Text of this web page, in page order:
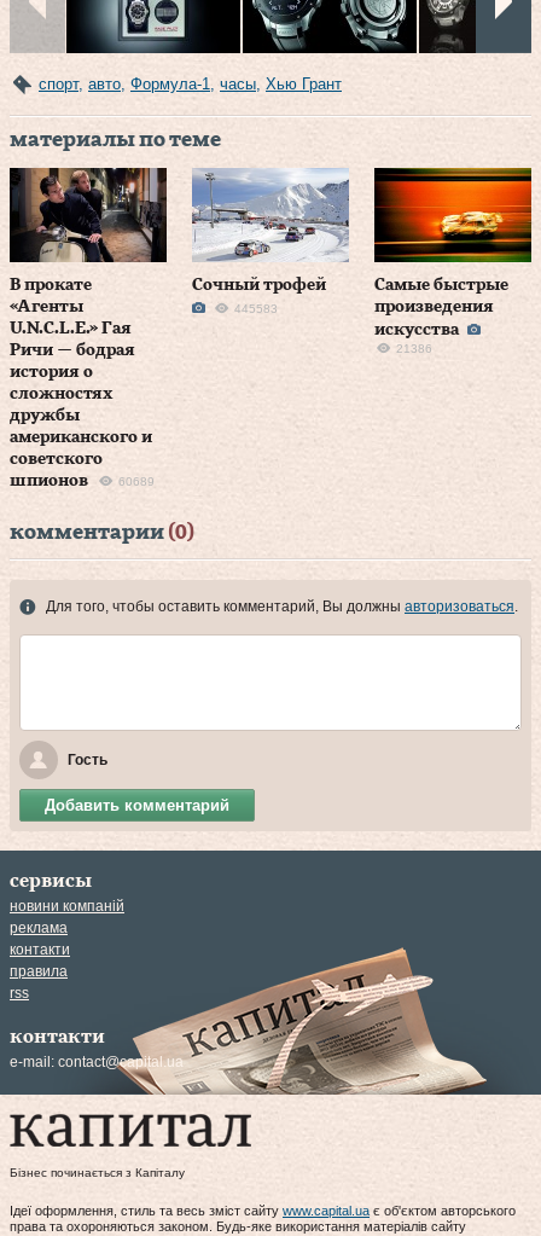
спорт, авто, Формула-1, часы, Хью Грант
материалы по теме
В прокате
«Агенты
U.N.C.L.E.» Гая
Ричи — бодрая
история о
сложностях
дружбы
американского и
советского
шпионов
60689
Сочный трофей
445583
Самые быстрые
произведения
искусства
21386
комментарии (0)
Для того, чтобы оставить комментарий, Вы должны авторизоваться
Гость
Добавить комментарий
сервисы
новини компаній
реклама
контакти
правила
rss
контакти
e-mail: contact@capital.ua
Бізнес починається з Капіталу
Ідеї оформлення, стиль та весь зміст сайту www.capital.ua є об'єктом авторського
права та охороняються законом. Будь-яке використання матеріалів сайту